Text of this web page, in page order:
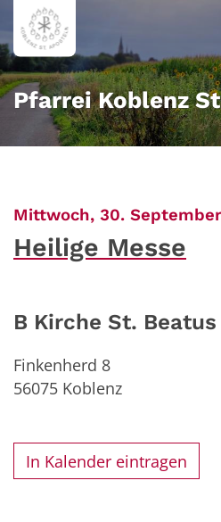
Zum Inhalt springen
Pfarrei Koblenz
Mittwoch, 30.
Heilige Messe
B Kirche St. Beatus
Finkenherd 8
56075 Koblenz
In Kalender eintragen